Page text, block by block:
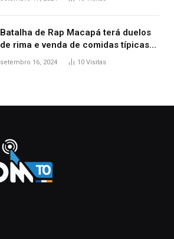
Batalha de Rap Macapá terá duelos
de rima e venda de comidas típicas
no Mercado Central
setembro 16, 2024 10 Visitas